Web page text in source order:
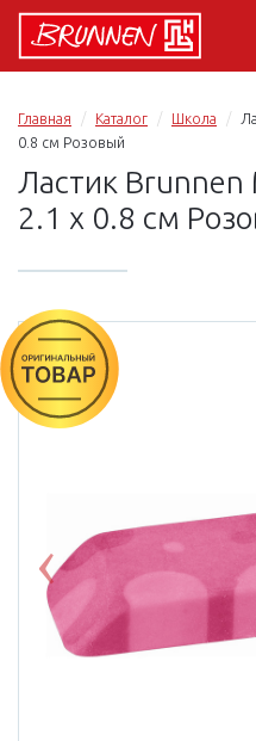
Главная Каталог Школа
0.8 см Розовый
Ластик Brunnen
2.1 х 0.8 см
Previous